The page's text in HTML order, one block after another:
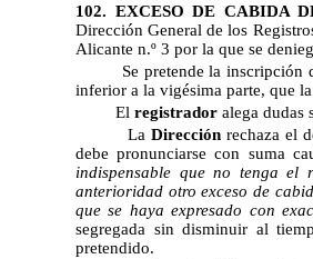
102. EXCESO DE CABIDA
Dirección General de los
Alicante n.º 3 por la que se
Se pretende la inscripción
inferior a la vigésima parte, que
El registrador alega dudas
La Direcciónrechaza el
debe pronunciarse con suma
indispensable que no tenga el
anterioridad otro exceso de
que se haya expresado con
segregada sin disminuir al
pretendido.